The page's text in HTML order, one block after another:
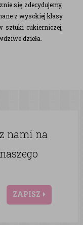
się zdecydujemy,
z wysokiej klasy
sztuki cukierniczej,
dzieła.
nami na
ZAPISZ